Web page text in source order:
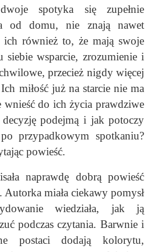
spotyka się zupełnie
od domu, nie znają nawet
również to, że mają swoje
siebie wsparcie, zrozumienie i
przecież nigdy więcej
miłość już na starcie nie ma
wnieść do ich życia prawdziwe
decyzję podejmą i jak potoczy
przypadkowym spotkaniu?
powieść.
naprawdę dobrą powieść
Autorka miała ciekawy pomysł
wiedziała, jak ją
podczas czytania. Barwnie i
postaci dodają kolorytu,